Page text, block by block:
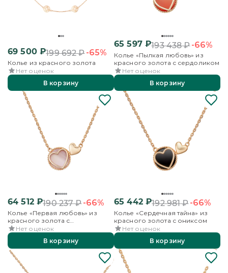
69 500₽199 692₽-65%
Колье из красного золота
Нет оценок
В корзину
65 597₽193 438₽-66%
Колье «Пылкая любовь» из
красного золота с сердоликом
Нет оценок
В корзину
64 512₽190 237₽-66%
Колье «Первая любовь» из
красного золота с
перламутром
Нет оценок
В корзину
65 442₽192 981₽-66%
Колье «Сердечная тайна» из
красного золота с ониксом
Нет оценок
В корзину